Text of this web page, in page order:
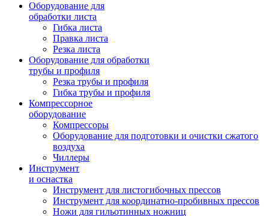
Оборудование для
обработки листа
Гибка листа
Правка листа
Резка листа
Оборудование для обработки
трубы и профиля
Резка трубы и профиля
Гибка трубы и профиля
Компрессорное
оборудование
Компрессоры
Оборудование для подготовки и очистки сжатого
воздуха
Чиллеры
Инструмент
и оснастка
Инструмент для листогибочных прессов
Инструмент для координатно-пробивных прессов
Ножи для гильотинных ножниц